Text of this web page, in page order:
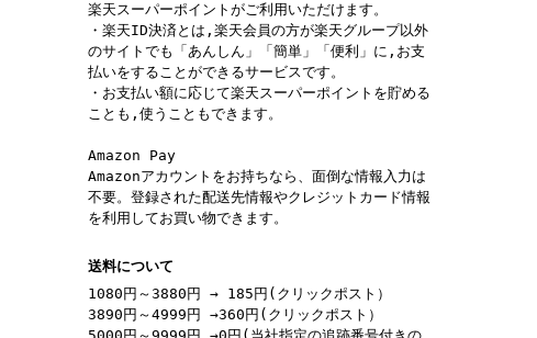
楽天スーパーポイントがご利用いただけます。
・楽天ID決済とは,楽天会員の方が楽天グループ以外
のサイトでも「あんしん」「簡単」「便利」に,お支
払いをすることができるサービスです。
・お支払い額に応じて楽天スーパーポイントを貯める
ことも,使うこともできます。
Amazon Pay
Amazonアカウントをお持ちなら、面倒な情報入力は
不要。登録された配送先情報やクレジットカード情報
を利用してお買い物できます。
送料について
1080円～3880円 → 185円(クリックポスト）
3890円～4999円 →360円(クリックポスト）